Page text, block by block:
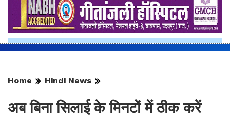
Home Hindi News
अब बिना सिलाई के मिनटों में ठीक करें